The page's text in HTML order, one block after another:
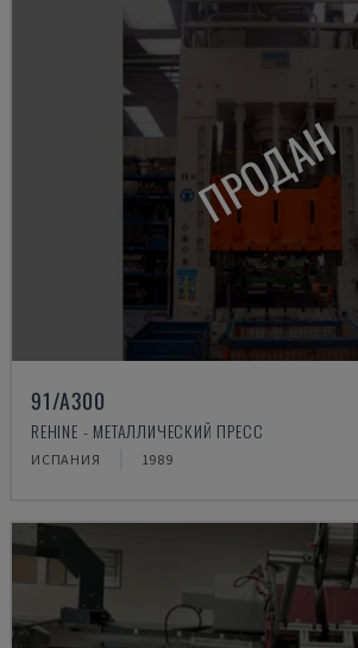
ПРОДАН
91/A300
REHINE - МЕТАЛЛИЧЕСКИЙ ПРЕСС
ИСПАНИЯ 1989